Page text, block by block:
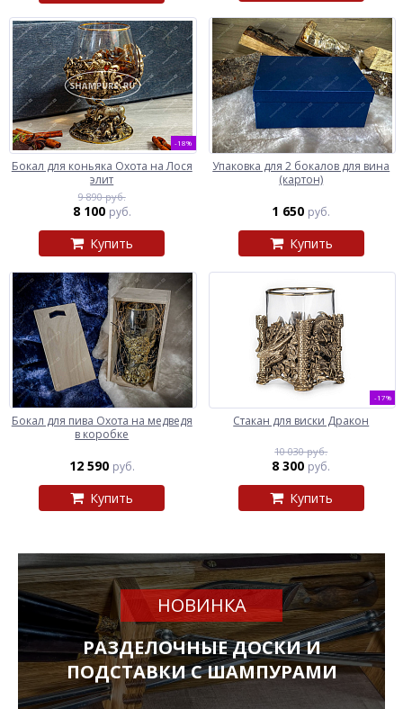
-18%
Бокал для коньяка Охота на Лося
элит
9 890 руб.
8 100 руб.
Купить
Упаковка для 2 бокалов для вина
(картон)
1 650 руб.
Купить
Бокал для пива Охота на медведя
в коробке
12 590 руб.
Купить
-17%
Стакан для виски Дракон
10 030 руб.
8 300 руб.
Купить
НОВИНКА
РАЗДЕЛОЧНЫЕ ДОСКИ И
ПОДСТАВКИ С ШАМПУРАМИ